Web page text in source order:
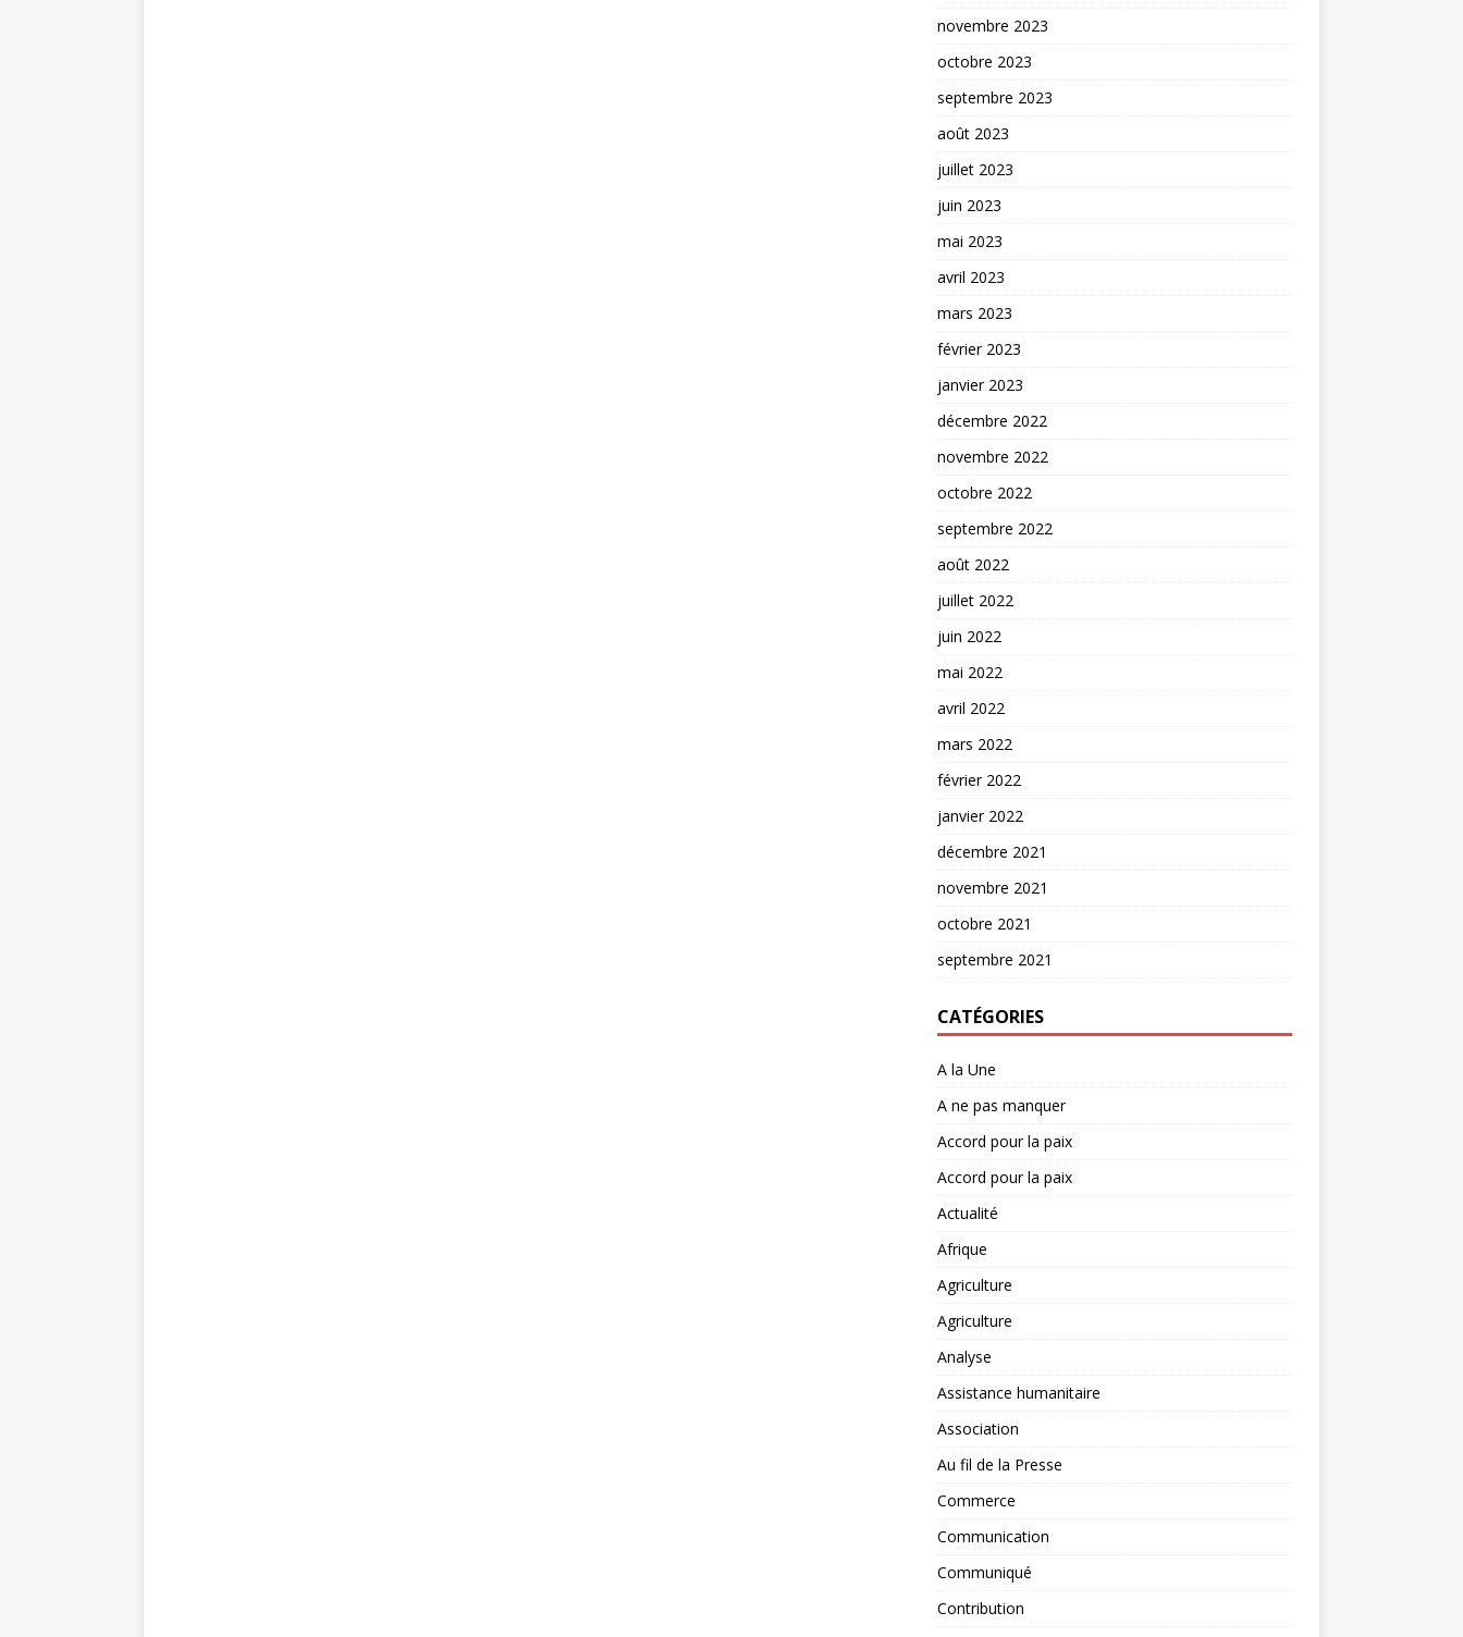
novembre 2023
octobre 2023
septembre 2023
août 2023
juillet 2023
juin 2023
mai 2023
avril 2023
mars 2023
février 2023
janvier 2023
décembre 2022
novembre 2022
octobre 2022
septembre 2022
août 2022
juillet 2022
juin 2022
mai 2022
avril 2022
mars 2022
février 2022
janvier 2022
décembre 2021
novembre 2021
octobre 2021
septembre 2021
CATÉGORIES
A la Une
A ne pas manquer
Accord pour la paix
Accord pour la paix
Actualité
Afrique
Agriculture
Agriculture
Analyse
Assistance humanitaire
Association
Au fil de la Presse
Commerce
Communication
Communiqué
Contribution